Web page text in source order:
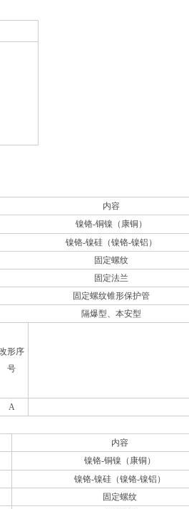
内容
镍铬-铜镍（康铜）
镍铬-镍硅（镍铬-镍铝）
固定螺纹
固定法兰
固定螺纹锥形保护管
隔爆型、本安型
形序
号
A
内容
镍铬-铜镍（康铜）
镍铬-镍硅（镍铬-镍铝）
固定螺纹